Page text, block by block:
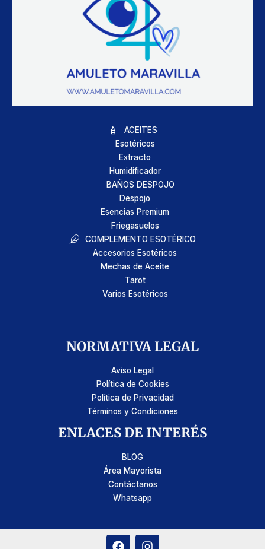
ACEITES
Esotéricos
Extracto
Humidificador
BAÑOS DESPOJO
Despojo
Esencias Premium
Friegasuelos
COMPLEMENTO ESOTÉRICO
Accesorios Esotéricos
Mechas de Aceite
Tarot
Varios Esotéricos
NORMATIVA LEGAL
Aviso Legal
Política de Cookies
Política de Privacidad
Términos y Condiciones
ENLACES DE INTERÉS
BLOG
Área Mayorista
Contáctanos
Whatsapp
F
I